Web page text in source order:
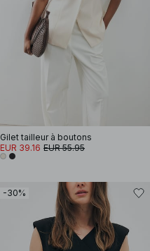
Gilet tailleur à boutons
EUR 39.16 EUR 55.95
-30%